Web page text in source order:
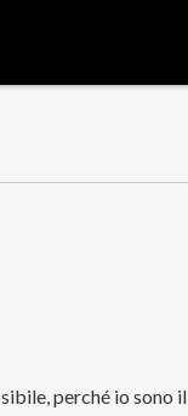
perché io sono il